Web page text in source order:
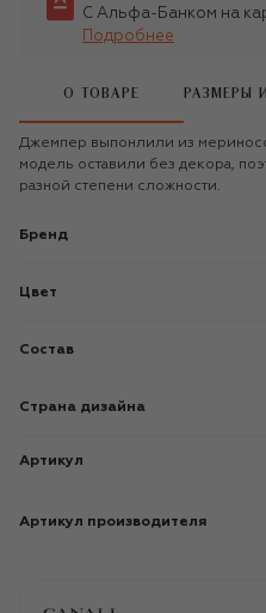
С Альфа-Банком на
Подробнее
О ТОВАРЕ РАЗМЕРЫ
Джемпер выпонлили из
модель оставили без декора,
разной степени сложности.
Бренд
Цвет
Состав
Страна дизайна
Артикул
Артикул производителя